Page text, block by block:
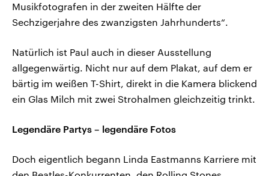
Musikfotografen in der zweiten Hälfte der
Sechzigerjahre des zwanzigsten Jahrhunderts“.
Natürlich ist Paul auch in dieser Ausstellung
allgegenwärtig. Nicht nur auf dem Plakat, auf dem er
bärtig im weißen T-Shirt, direkt in die Kamera blickend
ein Glas Milch mit zwei Strohalmen gleichzeitig trinkt.
Legendäre Partys – legendäre Fotos
Doch eigentlich begann Linda Eastmanns Karriere mit